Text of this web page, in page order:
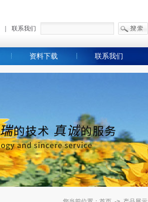
联系我们
资料下载 联系我们